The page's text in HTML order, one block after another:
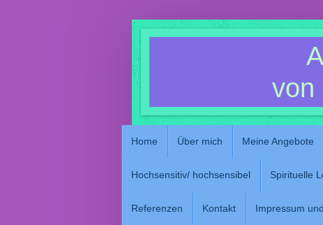
von
Home Über mich Meine Angebote
Hochsensitiv/ hochsensibel Spirituelle
Referenzen Kontakt Impressum